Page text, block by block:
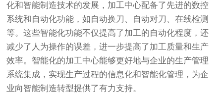
化和智能制造技术的发展，加工中心配备了先进的数控
系统和自动化功能，如自动换刀、自动对刀、在线检测
等。这些智能化功能不仅提高了加工的自动化程度，还
减少了人为操作的误差，进一步提高了加工质量和生产
效率。智能化的加工中心能够更好地与企业的生产管理
系统集成，实现生产过程的信息化和智能化管理，为企
业向智能制造转型提供了有力支持。